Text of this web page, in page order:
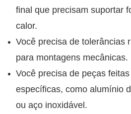
final que precisam suportar
calor.
Você precisa de tolerâncias
para montagens mecânicas.
Você precisa de peças
específicas, como alumínio
ou aço inoxidável.